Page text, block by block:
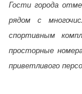
Гости города
рядом с
спортивным
просторные
приветливого